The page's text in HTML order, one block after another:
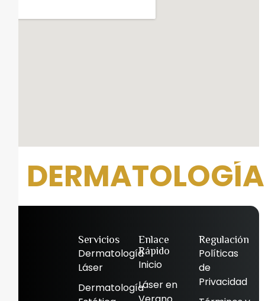
Servicios
Dermatología
Láser
Dermatología
Enlace
Rápido
Inicio
Láser en
Regulación
Políticas
de
Privacidad